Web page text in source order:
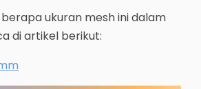
ukuran mesh ini dalam
di artikel berikut: